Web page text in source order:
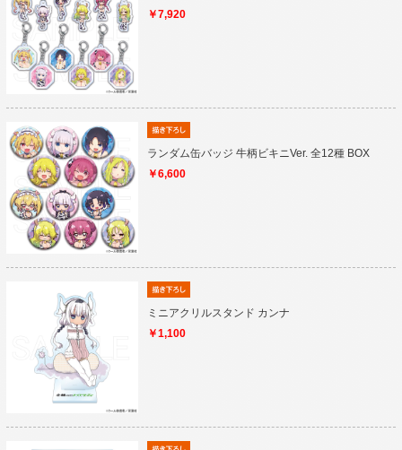
￥7,920
ランダム缶バッジ 牛柄ビキニVer. 全12種 BOX
￥6,600
ミニアクリルスタンド カンナ
￥1,100